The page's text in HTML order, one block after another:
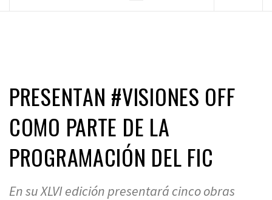
PRESENTAN #VISIONES OFF
COMO PARTE DE LA
PROGRAMACIÓN DEL FIC
En su XLVI edición presentará cinco obras